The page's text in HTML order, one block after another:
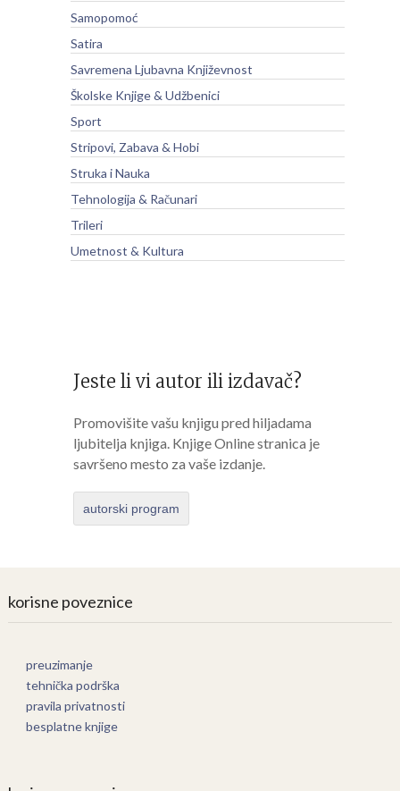
Samopomoć
Satira
Savremena Ljubavna Književnost
Školske Knjige & Udžbenici
Sport
Stripovi, Zabava & Hobi
Struka i Nauka
Tehnologija & Računari
Trileri
Umetnost & Kultura
Jeste li vi autor ili izdavač?
Promovišite vašu knjigu pred hiljadama
ljubitelja knjiga. Knjige Online stranica je
savršeno mesto za vaše izdanje.
autorski program
korisne poveznice
preuzimanje
tehnička podrška
pravila privatnosti
besplatne knjige